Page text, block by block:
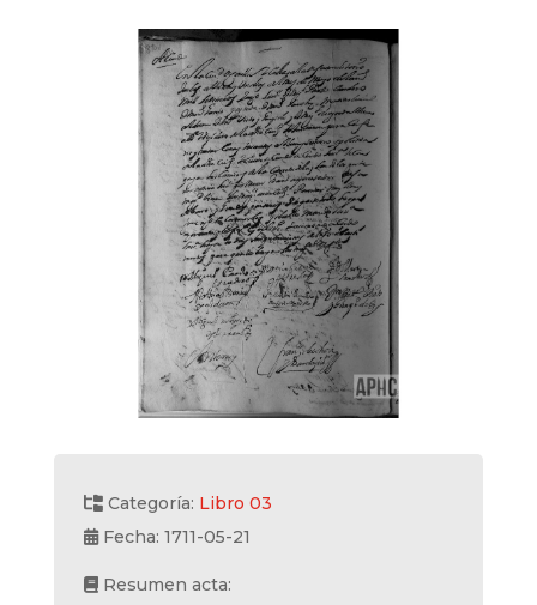
Categoría: Libro 03
Fecha: 1711-05-21
Resumen acta: